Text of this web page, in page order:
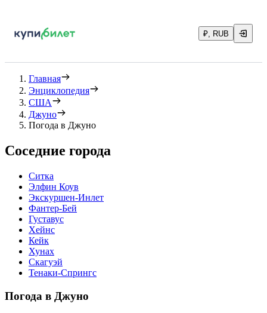
₽, RUB
Главная
Энциклопедия
США
Джуно
Погода в Джуно
Соседние города
Ситка
Элфин Коув
Экскуршен-Инлет
Фантер-Бей
Густавус
Хейнс
Кейк
Хунах
Скагуэй
Тенаки-Спрингс
Погода в Джуно